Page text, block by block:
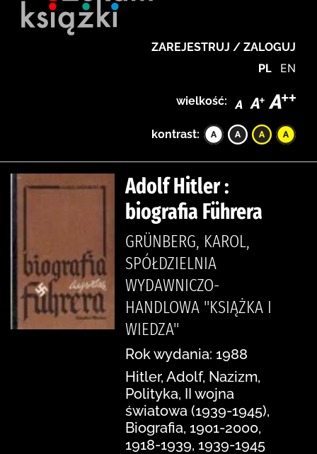
ZAREJESTRUJ / ZALOGUJ
PL EN
wielkość:
kontrast:
Adolf Hitler :
biografia Führera
GRÜNBERG, KAROL,
SPÓŁDZIELNIA
WYDAWNICZO-
HANDLOWA "KSIĄŻKA I
WIEDZA"
Rok wydania: 1988
Hitler, Adolf, Nazizm,
Polityka, II wojna
światowa (1939-1945),
Biografia, 1901-2000,
1918-1939, 1939-1945